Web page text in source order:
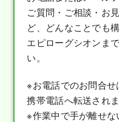
ご質問・ご相談・お
ど、どんなことでも構
エピローグシオンま
い。
※お電話でのお問合
携帯電話へ転送されま
※作業中で手が離せ